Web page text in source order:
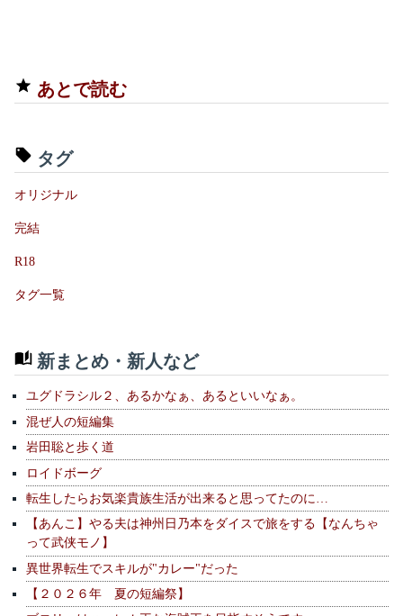
あとで読む
タグ
オリジナル
完結
R18
タグ一覧
新まとめ・新人など
ユグドラシル２、あるかなぁ、あるといいなぁ。
混ぜ人の短編集
岩田聡と歩く道
ロイドボーグ
転生したらお気楽貴族生活が出来ると思ってたのに…
【あんこ】やる夫は神州日乃本をダイスで旅をする【なんちゃ
って武侠モノ】
異世界転生でスキルが"カレー"だった
【２０２６年 夏の短編祭】